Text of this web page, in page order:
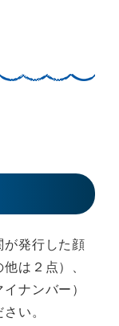
が発行した顔
は２点）、
ナンバー）
い。